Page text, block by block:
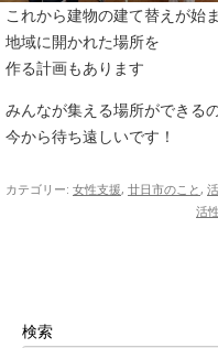
これから建物の建て替えが始
地域に開かれた場所を
作る計画もあります
みんなが集える場所ができる
今から待ち遠しいです！
カテゴリー: 女性支援, 廿日市のこと ,
活
検索